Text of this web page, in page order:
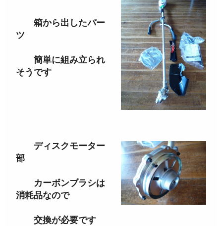
箱から出したパー
ツ
簡単に組み立られ
そうです
ディスクモーター
部
カーボンブラシは
消耗品なので
交換が必要です